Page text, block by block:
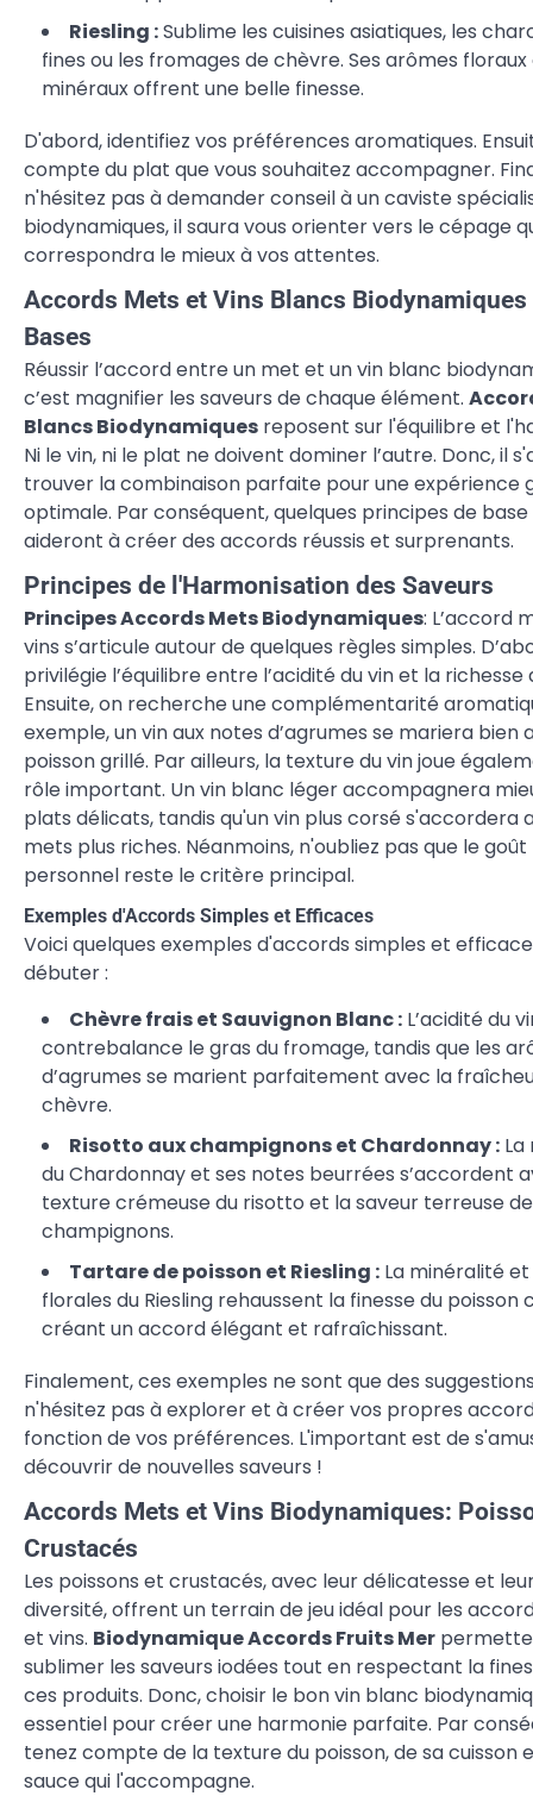
Riesling :Sublime les cuisines asiatiques, les
fines ou les fromages de chèvre. Ses arômes
minéraux offrent une belle finesse.
D'abord, identifiez vos préférences aromatiques.
compte du plat que vous souhaitez accompagner.
n'hésitez pas à demander conseil à un caviste
biodynamiques, il saura vous orienter vers le cépage
correspondra le mieux à vos attentes.
Accords Mets et Vins Blancs Biodynamiques
Bases
Réussir l’accord entre un met et un vin blanc
c’est magnifier les saveurs de chaque élément.
Blancs Biodynamiques reposent sur l'équilibre et
Ni le vin, ni le plat ne doivent dominer l’autre. Donc, il
trouver la combinaison parfaite pour une expérience
optimale. Par conséquent, quelques principes de base
aideront à créer des accords réussis et surprenants.
Principes de l'Harmonisation des Saveurs
Principes Accords Mets Biodynamiques: L’accord
vins s’articule autour de quelques règles simples.
privilégie l’équilibre entre l’acidité du vin et la richesse
Ensuite, on recherche une complémentarité
exemple, un vin aux notes d’agrumes se mariera bien
poisson grillé. Par ailleurs, la texture du vin joue
rôle important. Un vin blanc léger accompagnera
plats délicats, tandis qu'un vin plus corsé s'accordera
mets plus riches. Néanmoins, n'oubliez pas que le goût
personnel reste le critère principal.
Exemples d'Accords Simples et Efficaces
Voici quelques exemples d'accords simples et
débuter :
Chèvre frais et Sauvignon Blanc : L’acidité du
contrebalance le gras du fromage, tandis que les
d’agrumes se marient parfaitement avec la
chèvre.
Risotto aux champignons et Chardonnay :
du Chardonnay et ses notes beurrées s’accordent
texture crémeuse du risotto et la saveur terreuse
champignons.
Tartare de poisson et Riesling : La minéralité
florales du Riesling rehaussent la finesse du poisson
créant un accord élégant et rafraîchissant.
Finalement, ces exemples ne sont que des
n'hésitez pas à explorer et à créer vos propres
fonction de vos préférences. L'important est de
découvrir de nouvelles saveurs !
Accords Mets et Vins Biodynamiques:
Crustacés
Les poissons et crustacés, avec leur délicatesse et
diversité, offrent un terrain de jeu idéal pour les
et vins. Biodynamique Accords Fruits Mer
sublimer les saveurs iodées tout en respectant la
ces produits. Donc, choisir le bon vin blanc
essentiel pour créer une harmonie parfaite. Par
tenez compte de la texture du poisson, de sa cuisson
sauce qui l'accompagne.